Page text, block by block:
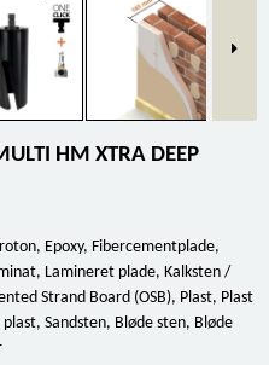
HM XTRA DEEP
Epoxy, Fibercementplade,
Lamineret plade, Kalksten /
Strand Board (OSB), Plast, Plast
Sandsten, Bløde sten, Bløde